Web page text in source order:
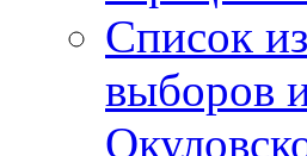
Список
выборов